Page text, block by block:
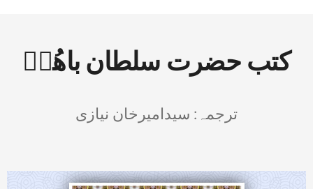
کتب حضرت سلطان باھُوؒ
ترجمہ: سیدامیرخان نیازی